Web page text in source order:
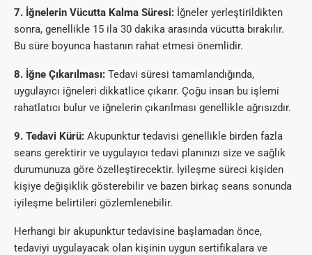
7. İğnelerin Vücutta Kalma Süresi: İğneler yerleştirildikten
sonra, genellikle 15 ila 30 dakika arasında vücutta bırakılır.
Bu süre boyunca hastanın rahat etmesi önemlidir.
8. İğne Çıkarılması: Tedavi süresi tamamlandığında,
uygulayıcı iğneleri dikkatlice çıkarır. Çoğu insan bu işlemi
rahatlatıcı bulur ve iğnelerin çıkarılması genellikle ağrısızdır.
9. Tedavi Kürü: Akupunktur tedavisi genellikle birden fazla
seans gerektirir ve uygulayıcı tedavi planınızı size ve sağlık
durumunuza göre özelleştirecektir. İyileşme süreci kişiden
kişiye değişiklik gösterebilir ve bazen birkaç seans sonunda
iyileşme belirtileri gözlemlenebilir.
Herhangi bir akupunktur tedavisine başlamadan önce,
tedaviyi uygulayacak olan kişinin uygun sertifikalara ve